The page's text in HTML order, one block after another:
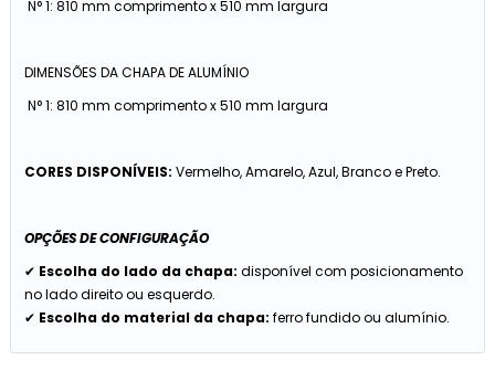
N° 1: 810 mm comprimento x 510 mm largura
DIMENSÕES DA CHAPA DE ALUMÍNIO
N° 1: 810 mm comprimento x 510 mm largura
CORES DISPONÍVEIS: Vermelho, Amarelo, Azul, Branco e Preto.
OPÇÕES DE CONFIGURAÇÃO
✔ Escolha do lado da chapa: disponível com posicionamento
no lado direito ou esquerdo.
✔ Escolha do material da chapa: ferro fundido ou alumínio.